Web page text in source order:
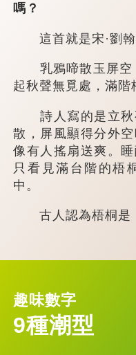
嗎？
這首就是宋·劉翰
乳鴉啼散玉屏
起秋聲無覓處，滿階
詩人寫的是立秋
散，屏風顯得分外
像有人搖扇送爽。
只看見滿台階的梧
中。
古人認為梧桐是
趣味數字
9種潮型